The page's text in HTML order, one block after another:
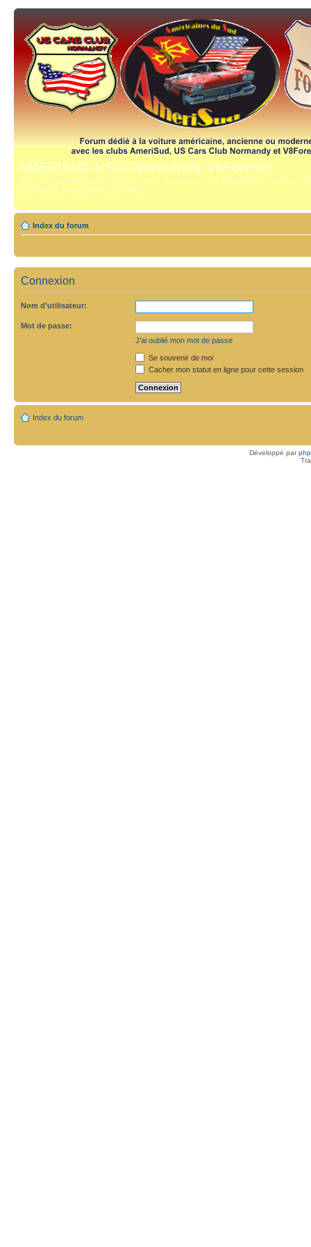
AMERISUD-USCCNormandy-V8Forever
Vous avez une "américaine" ? Bravo, vous avez trouvé "the right place", le forum qui
compétence, reportages et technique.
Index du forum
Connexion
Nom d’utilisateur:
Mot de passe:
J’ai oublié mon mot de passe
Se souvenir de moi
Cacher mon statut en ligne pour cette session
Index du forum
Développé par